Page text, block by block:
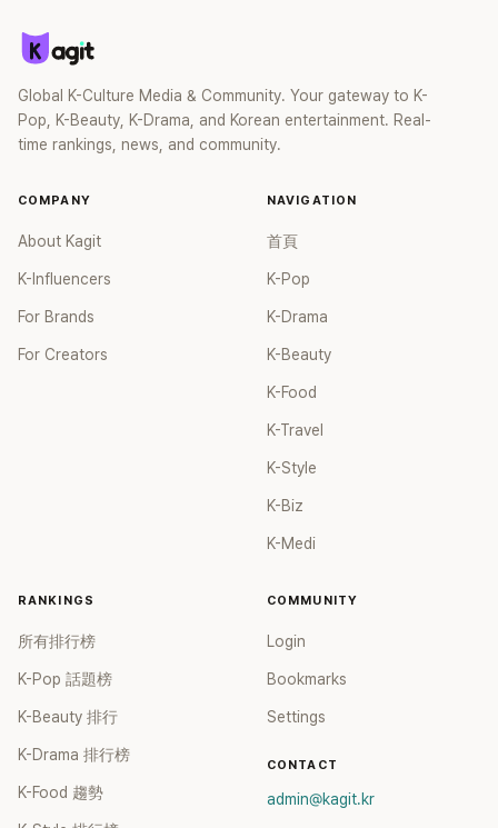
Global K-Culture Media & Community. Your gateway to K-
Pop, K-Beauty, K-Drama, and Korean entertainment. Real-
time rankings, news, and community.
COMPANY
About Kagit
K-Influencers
For Brands
For Creators
NAVIGATION
首頁
K-Pop
K-Drama
K-Beauty
K-Food
K-Travel
K-Style
K-Biz
K-Medi
RANKINGS
所有排行榜
K-Pop 話題榜
K-Beauty 排行
K-Drama 排行榜
K-Food 趨勢
COMMUNITY
Login
Bookmarks
Settings
CONTACT
admin@kagit.kr